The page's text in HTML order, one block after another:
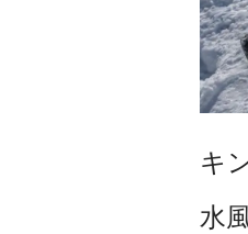
キ
水